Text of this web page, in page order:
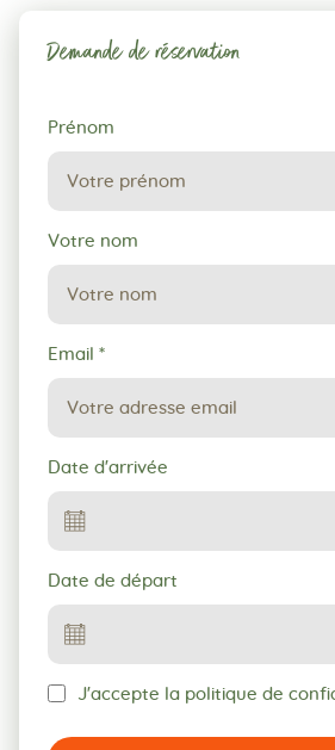
Demande de réservation
Demande
de
réservation
Prénom
Votre nom
Email *
Date d'arrivée
Date de départ
J'accepte la politique de